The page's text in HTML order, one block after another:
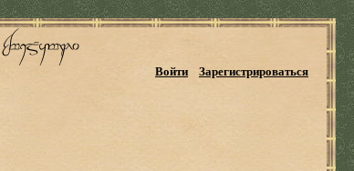
Войти Зарегистрироваться